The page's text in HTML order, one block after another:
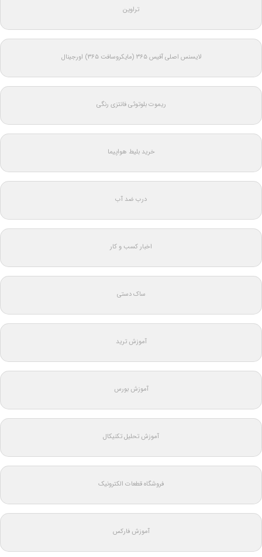
تراوین
لایسنس اصلی آفیس ۳۶۵ (مایکروسافت ۳۶۵) اورجینال
ریموت بلوتوثی فانتزی رنگی
خرید بلیط هواپیما
درب ضد آب
اخبار کسب و کار
ساک دستی
آموزش ترید
آموزش بورس
آموزش تحلیل تکنیکال
فروشگاه قطعات الکترونیک
آموزش فارکس